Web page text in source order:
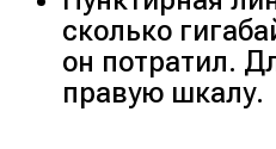
сколько
он потратил.
правую шкалу.